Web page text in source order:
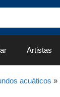
Artistas
acuáticos »